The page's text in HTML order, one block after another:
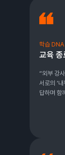
학습 DNA
교육 종
“외부 강
서로의 ‘
답하며 함